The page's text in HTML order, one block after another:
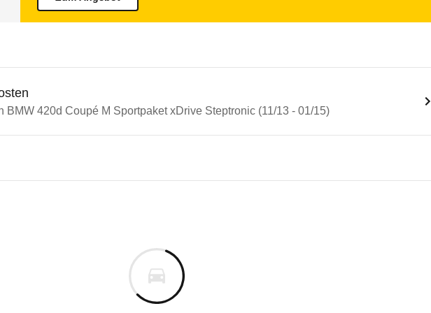
BMW 420d Coupé M Sportpaket xDrive Steptronic (11/13 - 01/15)
Baureihengeneration wie das ausgewählte Fahrzeug.